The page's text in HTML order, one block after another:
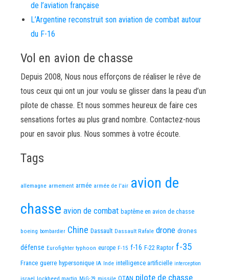
de l’aviation française
L’Argentine reconstruit son aviation de combat autour
du F-16
Vol en avion de chasse
Depuis 2008, Nous nous efforçons de réaliser le rêve de
tous ceux qui ont un jour voulu se glisser dans la peau d’un
pilote de chasse. Et nous sommes heureux de faire ces
sensations fortes au plus grand nombre. Contactez-nous
pour en savoir plus. Nous sommes à votre écoute.
Tags
allemagne armement armée armée de l'air avion de
chasse avion de combat baptême en avion de chasse
boeing bombardier Chine Dassault Dassault Rafale drone drones
défense Eurofighter typhoon europe F-15 f-16 F-22 Raptor f-35
France guerre hypersonique IA Inde intelligence artificielle interception
israel lockheed martin missile OTAN pilote de chasse